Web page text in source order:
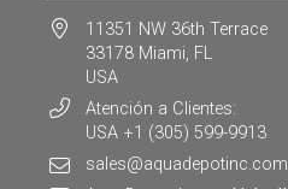
11351 NW 36th Terrace
33178 Miami, FL
USA
Atención a Clientes:
USA +1 (305) 599-9913
sales@aquadepotinc.com